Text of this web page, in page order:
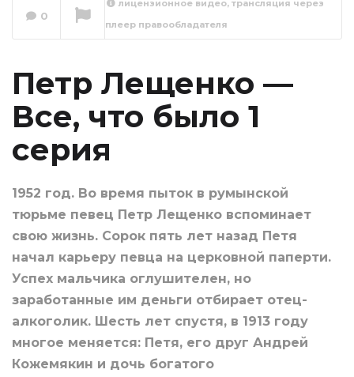
Все, что было 2
0
лицензионное видео, трансляция через
плеер правообладателя
Петр Лещенко —
Все, что было 1
серия
1952 год. Во время пыток в румынской
тюрьме певец Петр Лещенко вспоминает
свою жизнь. Сорок пять лет назад Петя
начал карьеру певца на церковной паперти.
Успех мальчика оглушителен, но
заработанные им деньги отбирает отец-
алкоголик. Шесть лет спустя, в 1913 году
многое меняется: Петя, его друг Андрей
Кожемякин и дочь богатого